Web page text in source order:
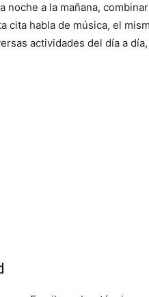
a la mañana,
habla de música, el
actividades del día a